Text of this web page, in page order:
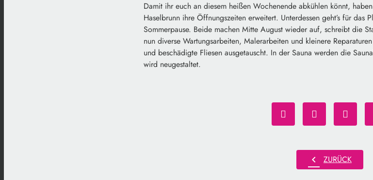
Damit ihr euch an diesem heißen Wochenende abkühlen könnt,
Haselbrunn ihre Öffnungszeiten erweitert. Unterdessen geht’s für
Sommerpause. Beide machen Mitte August wieder auf, schreibt die
nun diverse Wartungsarbeiten, Malerarbeiten und kleinere
und beschädigte Fliesen ausgetauscht. In der Sauna werden die
wird neugestaltet.
chevron_left ZURÜCK